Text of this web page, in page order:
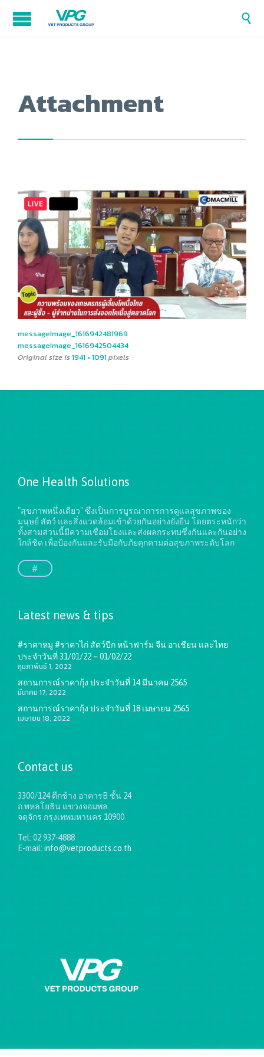

Attachment
messageImage_1616942481969
messageImage_1616942504434
Original size is1941 × 1091pixels
One Health Solutions
"สุขภาพหนึ่งเดียว" ซึ่งเป็นการบูรณาการการดูแลสุขภาพของ
มนุษย์ สัตว์ และสิ่งแวดล้อมเข้าด้วยกันอย่างยั่งยืนโดยตระหนักว่า
ทั้งสามส่วนนี้มีความเชื่อมโยงและส่งผลกระทบซึ่งกันและกันอย่าง
ใกล้ชิด เพื่อป้องกันและรับมือกับภัยคุกคามต่อสุขภาพระดับโลก
#
Latest news & tips
#ราคาหมู #ราคาไก่ สัตว์ปีก หน้าฟาร์ม จีน อาเชียน และไทย
ประจำวันที่ 31/01/22 – 01/02/22
กุมภาพันธ์ 1, 2022
สถานการณ์ราคากุ้ง ประจำวันที่ 14 มีนาคม 2565
มีนาคม 17, 2022
สถานการณ์ราคากุ้ง ประจำวันที่ 18 เมษายน 2565
เมษายน 18, 2022
Contact us
3300/124 ตึกช้าง อาคารB ชั้น 24
ถ.พหลโยธิน แขวงจอมพล
จตุจักร กรุงเทพมหานคร 10900
Tel: 02 937-4888
E-mail: info@vetproducts.co.th